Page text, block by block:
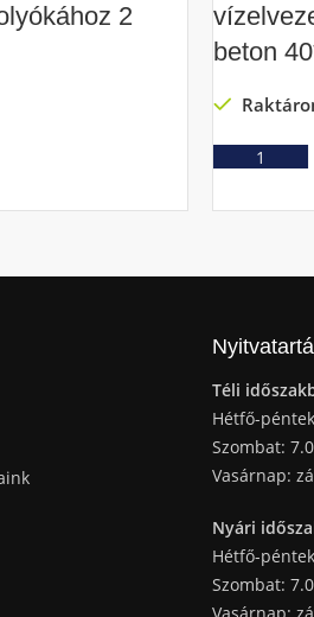
2
beton
Téli
Hétfő-
Szombat:
Vasárnap:
Nyári
Hétfő-
Szombat: